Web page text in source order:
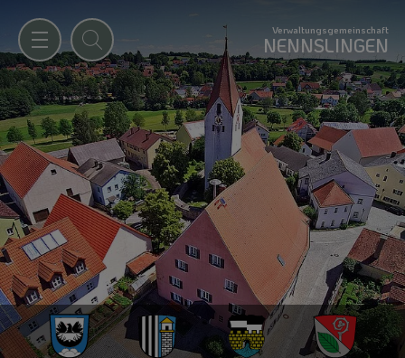
Verwaltungsgemeinschaft
NENNSLINGEN